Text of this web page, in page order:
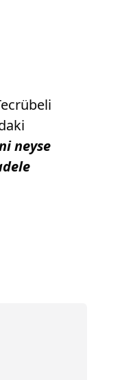
neyse